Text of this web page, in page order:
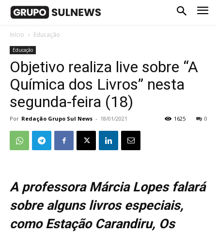
Início Educação
Educação
Objetivo realiza live sobre “A
Química dos Livros” nesta
segunda-feira (18)
Por Redação Grupo Sul News - 18/01/2021 0
1625
A professora Márcia Lopes falará
sobre alguns livros especiais,
como Estação Carandiru, Os